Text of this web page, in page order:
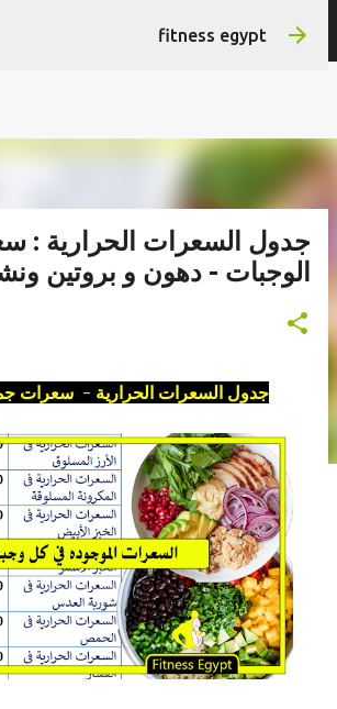
هتستفيد ومش هنضيع وقتك
التخطي إلى المحتوىfitness egypt
جدول السعرات الحرارية :
الوجبات - دهون و بروتين
جدول السعرات الحرارية - سعرات